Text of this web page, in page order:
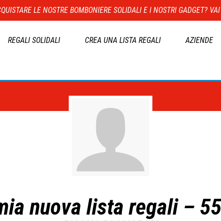
LE NOSTRE BOMBONIERE SOLIDALI E I NOSTRI GADGET?
REGALI SOLIDALI CREA UNA LISTA REGALI AZIENDE
nuova lista regali –